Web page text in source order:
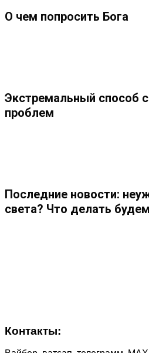
О чем попросить Бога
Экстремальный способ
проблем
Последние новости:
света? Что делать
Контакты: